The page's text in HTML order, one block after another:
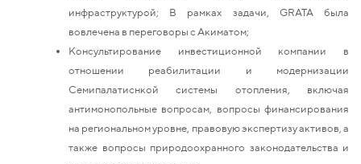
инфраструктурой; В рамках задачи, GRATA была
вовлечена в переговоры с Акиматом;
Консультирование инвестиционной компании в
отношении реабилитации и модернизации
Семипалатиснкой системы отопления, включая
антимонопольные вопросам, вопросы финансирования
на региональном уровне, правовую экспертизу активов, а
также вопросы природоохранного законодательства и